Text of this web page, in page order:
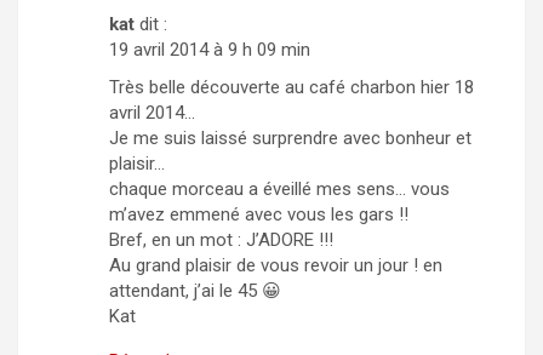
kat dit :
19 avril 2014 à 9 h 09 min
Très belle découverte au café charbon hier 18
avril 2014…
Je me suis laissé surprendre avec bonheur et
plaisir…
chaque morceau a éveillé mes sens… vous
m’avez emmené avec vous les gars !!
Bref, en un mot : J’ADORE !!!
Au grand plaisir de vous revoir un jour ! en
attendant, j’ai le 45 😀
Kat